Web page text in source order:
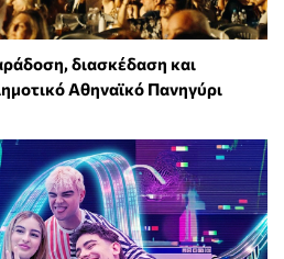
διασκέδαση και
Αθηναϊκό Πανηγύρι